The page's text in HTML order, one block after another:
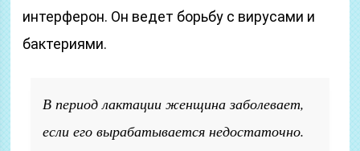
интерферон. Он ведет борьбу с вирусами и
бактериями.
В период лактации женщина заболевает,
если его вырабатывается недостаточно.